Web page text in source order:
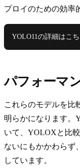
プロイのための効率
YOLO11の詳細はこち
パフォーマ
これらのモデルを比
明らかになります。
いて、YOLOXと比
ないにもかかわらず
しています。